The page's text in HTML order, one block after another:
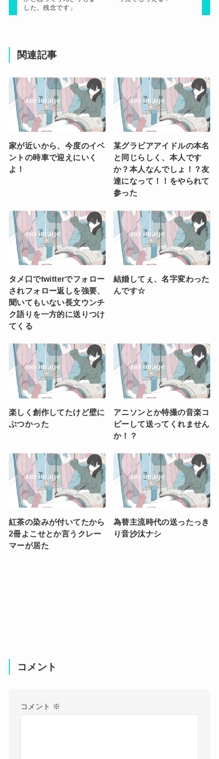
した。残念です」
関連記事
家が近いから、今度のイベ
ントの時車で迎えにいく
よ！
某グラビアアイドルの本名
と同じらしく、本人です
か？本人なんでしょ！？友
達になって！！をやられて
参った
タメ口でtwitterでフォロー
されフォロー返しを強要、
聞いてもいない長文ウンチ
ク語りを一方的に送りつけ
てくる
結婚してぇ、名字変わった
んです☆
楽しく創作してたけど壁に
ぶつかった
アニソンとか特撮の音楽コ
ピーして送ってくれません
か！？
紅茶の染みが付いてたから
2冊よこせとか言うクレー
マーが居た
為替主流時代の送ったっき
り音沙汰ナシ
コメント
コメント ※